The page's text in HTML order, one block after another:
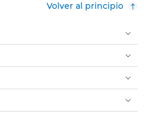
Volver al principio